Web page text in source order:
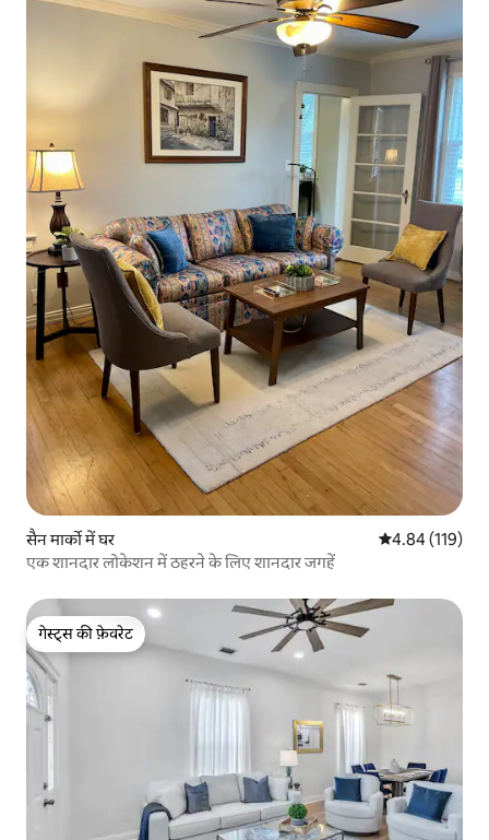
सैन मार्को में घर औसत रेटिंग 5 में से
4.84 (119)
एक शानदार लोकेशन में ठहरने के लिए शानदार जगहें
गेस्ट्स की फ़ेवरेट
गेस्ट्स की फ़ेवरेट